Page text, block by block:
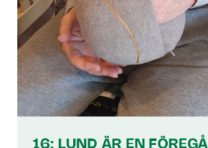
16: LUND ÄR EN